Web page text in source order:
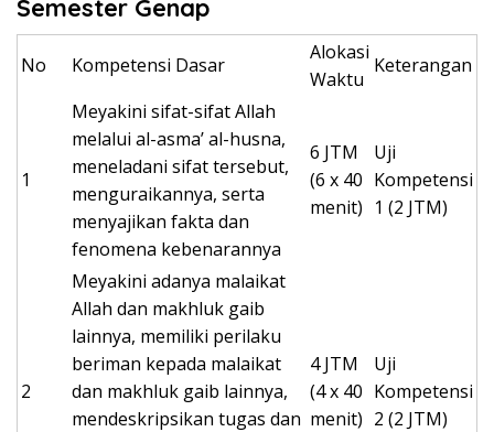
Semester Genap
No Kompetensi Dasar
Alokasi
Waktu
Keterangan
1
Meyakini sifat-sifat Allah
melalui al-asma’ al-husna,
meneladani sifat tersebut,
menguraikannya, serta
menyajikan fakta dan
fenomena kebenarannya
6 JTM
(6 x 40
menit)
Uji
Kompetensi
1 (2 JTM)
2
Meyakini adanya malaikat
Allah dan makhluk gaib
lainnya, memiliki perilaku
beriman kepada malaikat
dan makhluk gaib lainnya,
mendeskripsikan tugas dan
4 JTM
(4 x 40
menit)
Uji
Kompetensi
2 (2 JTM)